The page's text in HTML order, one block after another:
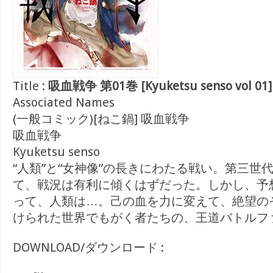
Title : 吸血戦争 第01巻 [Kyuketsu senso vol 01]
Associated Names
(一般コミック)[ねこ鍋] 吸血戦争
吸血戦争
Kyuketsu senso
“人類”と“女神像”の長きにわたる戦い。第三世
て、戦況は有利に傾くはずだった。しかし、
って、人類は…。己の血を力に変えて、絶望
けられた世界でもがく者たちの、王道バトル
DOWNLOAD/ダウンロード :